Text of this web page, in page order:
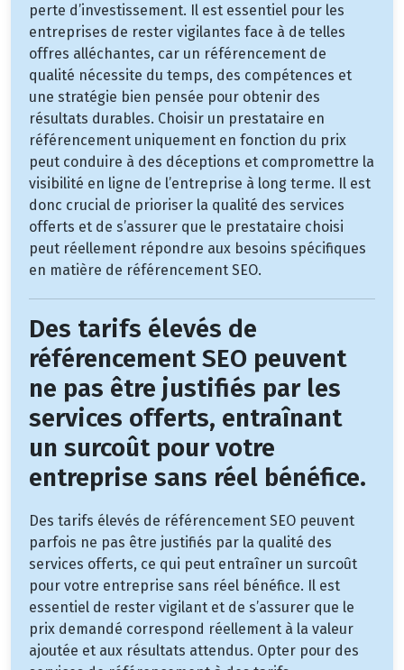
perte d’investissement. Il est essentiel pour les
entreprises de rester vigilantes face à de telles
offres alléchantes, car un référencement de
qualité nécessite du temps, des compétences et
une stratégie bien pensée pour obtenir des
résultats durables. Choisir un prestataire en
référencement uniquement en fonction du prix
peut conduire à des déceptions et compromettre la
visibilité en ligne de l’entreprise à long terme. Il est
donc crucial de prioriser la qualité des services
offerts et de s’assurer que le prestataire choisi
peut réellement répondre aux besoins spécifiques
en matière de référencement SEO.
Des tarifs élevés de
référencement SEO peuvent
ne pas être justifiés par les
services offerts, entraînant
un surcoût pour votre
entreprise sans réel bénéfice.
Des tarifs élevés de référencement SEO peuvent
parfois ne pas être justifiés par la qualité des
services offerts, ce qui peut entraîner un surcoût
pour votre entreprise sans réel bénéfice. Il est
essentiel de rester vigilant et de s’assurer que le
prix demandé correspond réellement à la valeur
ajoutée et aux résultats attendus. Opter pour des